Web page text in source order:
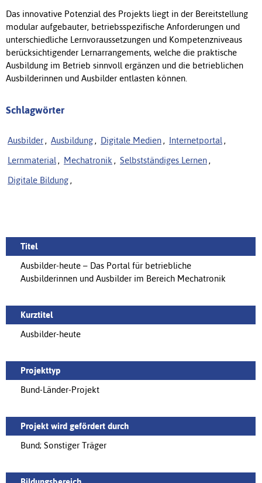
Das innovative Potenzial des Projekts liegt in der Bereitstellung
modular aufgebauter, betriebsspezifische Anforderungen und
unterschiedliche Lernvoraussetzungen und Kompetenzniveaus
berücksichtigender Lernarrangements, welche die praktische
Ausbildung im Betrieb sinnvoll ergänzen und die betrieblichen
Ausbilderinnen und Ausbilder entlasten können.
Schlagwörter
Ausbilder , Ausbildung , Digitale Medien , Internetportal ,
Lernmaterial , Mechatronik , Selbstständiges Lernen ,
Digitale Bildung ,
Titel
Ausbilder-heute – Das Portal für betriebliche
Ausbilderinnen und Ausbilder im Bereich Mechatronik
Kurztitel
Ausbilder-heute
Projekttyp
Bund-Länder-Projekt
Projekt wird gefördert durch
Bund; Sonstiger Träger